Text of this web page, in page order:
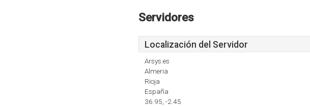
Servidores
Localización del Servidor
Arsys.es
Almeria
Rioja
España
36.95, -2.45